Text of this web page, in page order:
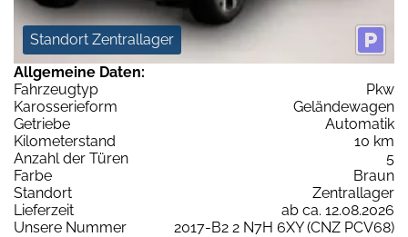
Standort Zentrallager
Allgemeine Daten:
Fahrzeugtyp
Pkw
Karosserieform
Geländewagen
Getriebe
Automatik
Kilometerstand
10 km
Anzahl der Türen
5
Farbe
Braun
Standort
Zentrallager
Lieferzeit
ab ca. 12.08.2026
Unsere Nummer
2017-B2 2 N7H 6XY (CNZ PCV68)